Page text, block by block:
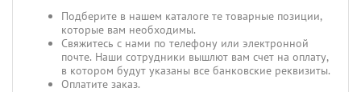
Подберите в нашем каталоге те товарные позиции,
которые вам необходимы.
Свяжитесь с нами по телефону или электронной
почте. Наши сотрудники вышлют вам счет на оплату,
в котором будут указаны все банковские реквизиты.
Оплатите заказ.